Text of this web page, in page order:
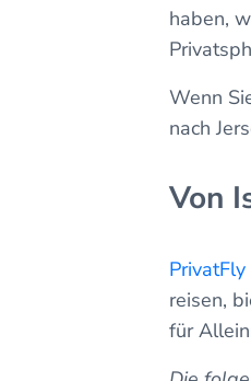
haben,
Wenn
nach
Von
PrivatFly
reisen,
für